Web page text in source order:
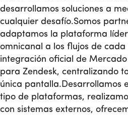
desarrollamos soluciones a
cualquier desafío.Somos
adaptamos la plataforma
omnicanal a los flujos de
integración oficial de
para Zendesk, centralizando
única pantalla. Desarrollamos
tipo de plataformas,
con sistemas externos,